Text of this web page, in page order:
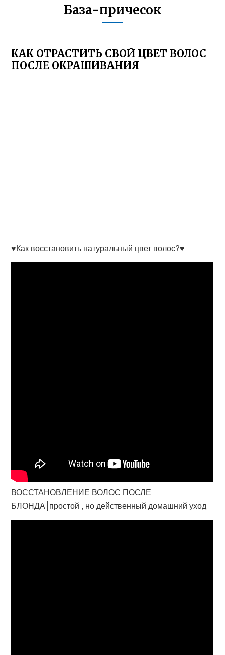
База-причесок
КАК ОТРАСТИТЬ СВОЙ ЦВЕТ ВОЛОС
ПОСЛЕ ОКРАШИВАНИЯ
♥Как восстановить натуральный цвет волос?♥
ВОССТАНОВЛЕНИЕ ВОЛОС ПОСЛЕ
БЛОНДА⎮простой , но действенный домашний уход